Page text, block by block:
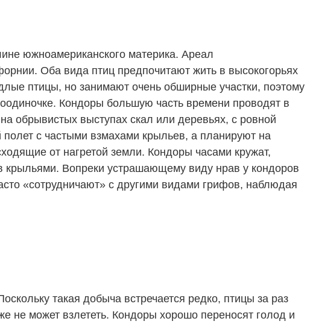
южноамериканского материка. Ареал
Оба вида птиц предпочитают жить в высокогорьях
птицы, но занимают очень обширные участки, поэтому
Кондоры большую часть времени проводят в
обрывистых выступах скал или деревьях, с ровной
с частыми взмахами крыльев, а планируют на
от нагретой земли. Кондоры часами кружат,
крыльями. Вопреки устрашающему виду нрав у кондоров
«сотрудничают» с другими видами грифов, наблюдая
такая добыча встречается редко, птицы за раз
не может взлететь. Кондоры хорошо переносят голод и